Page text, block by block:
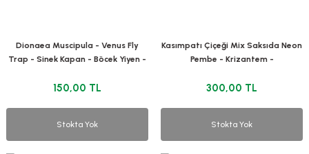
Dionaea Muscipula - Venus Fly
Trap - Sinek Kapan - Böcek Yiyen -
150,00 TL
Stokta Yok
Kasımpatı Çiçeği Mix Saksıda Neon
Pembe - Krizantem -
300,00 TL
Stokta Yok